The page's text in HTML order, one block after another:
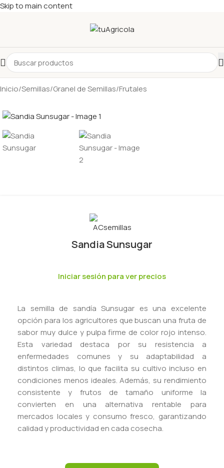
Skip to main content
Inicio/Semillas/Granel de Semillas/Frutales
Sandia Sunsugar
Iniciar sesión para ver precios
La semilla de sandía Sunsugar es una excelente
opción para los agricultores que buscan una fruta de
sabor muy dulce y pulpa firme de color rojo intenso.
Esta variedad destaca por su resistencia a
enfermedades comunes y su adaptabilidad a
distintos climas, lo que facilita su cultivo incluso en
condiciones menos ideales. Además, su rendimiento
consistente y frutos de tamaño uniforme la
convierten en una alternativa rentable para
mercados locales y consumo fresco, garantizando
calidad y productividad en cada cosecha.